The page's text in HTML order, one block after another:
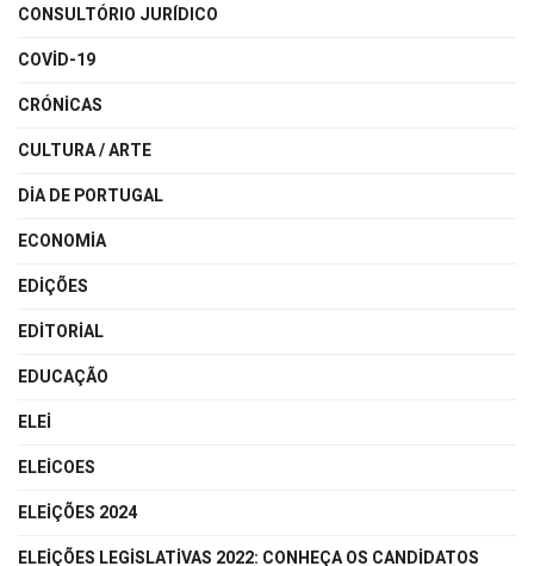
CONSULTÓRIO JURÍDICO
COVID-19
CRÓNICAS
CULTURA / ARTE
DIA DE PORTUGAL
ECONOMIA
EDIÇÕES
EDITORIAL
EDUCAÇÃO
ELEI
ELEICOES
ELEIÇÕES 2024
ELEIÇÕES LEGISLATIVAS 2022: CONHEÇA OS CANDIDATOS